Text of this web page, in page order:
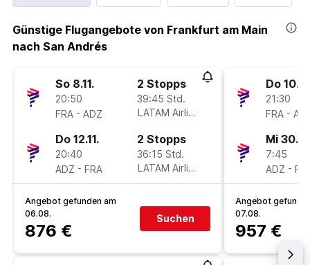
Günstige Flugangebote von Frankfurt am Main
nach San Andrés
So 8.11.
20:50
FRA - ADZ
2 Stopps
39:45 Std.
LATAM Airlines
Do 12.11.
20:40
ADZ - FRA
2 Stopps
36:15 Std.
LATAM Airlines
Angebot gefunden am
06.08.
876 €
Suchen
Do 10.9.
21:30
FRA -
Mi 30.9.
7:45
ADZ -
Angebot
07.08.
957 €